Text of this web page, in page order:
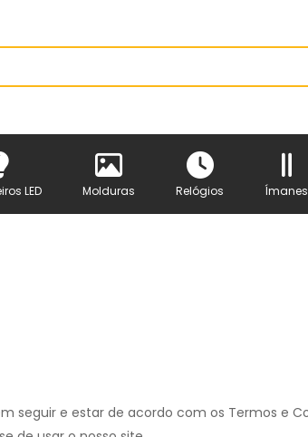
LED Molduras Relógios Ímanes
seguir e estar de acordo com os Termos e